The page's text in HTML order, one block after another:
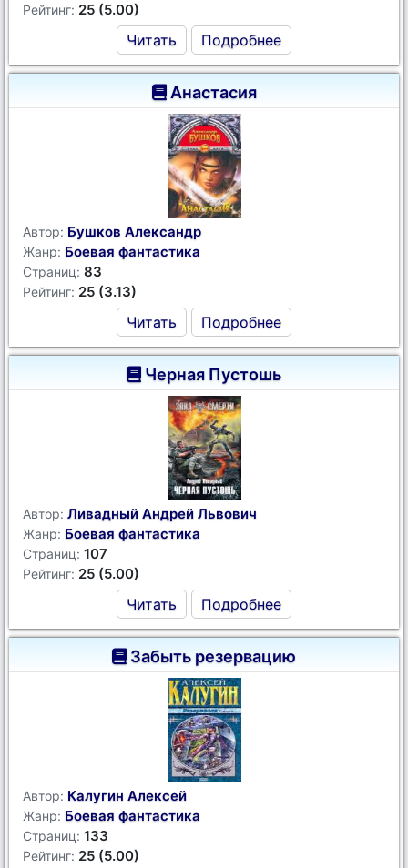
Рейтинг: 25 (5.00)
Читать Подробнее
Анастасия
Автор: Бушков Александр
Жанр: Боевая фантастика
Страниц: 83
Рейтинг: 25 (3.13)
Читать Подробнее
Черная Пустошь
Автор: Ливадный Андрей Львович
Жанр: Боевая фантастика
Страниц: 107
Рейтинг: 25 (5.00)
Читать Подробнее
Забыть резервацию
Автор: Калугин Алексей
Жанр: Боевая фантастика
Страниц: 133
Рейтинг: 25 (5.00)